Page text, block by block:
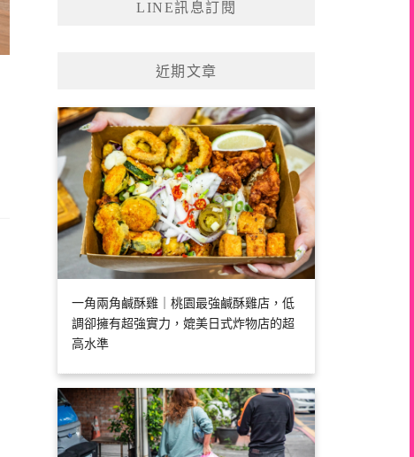
LINE訊息訂閱
近期文章
一角兩角鹹酥雞｜桃園最強鹹酥雞店，低
調卻擁有超強實力，媲美日式炸物店的超
高水準